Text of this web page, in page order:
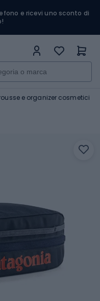
e ricevi uno sconto di
e organizer cosmetici